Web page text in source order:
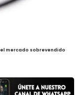
mercado sobrevendido